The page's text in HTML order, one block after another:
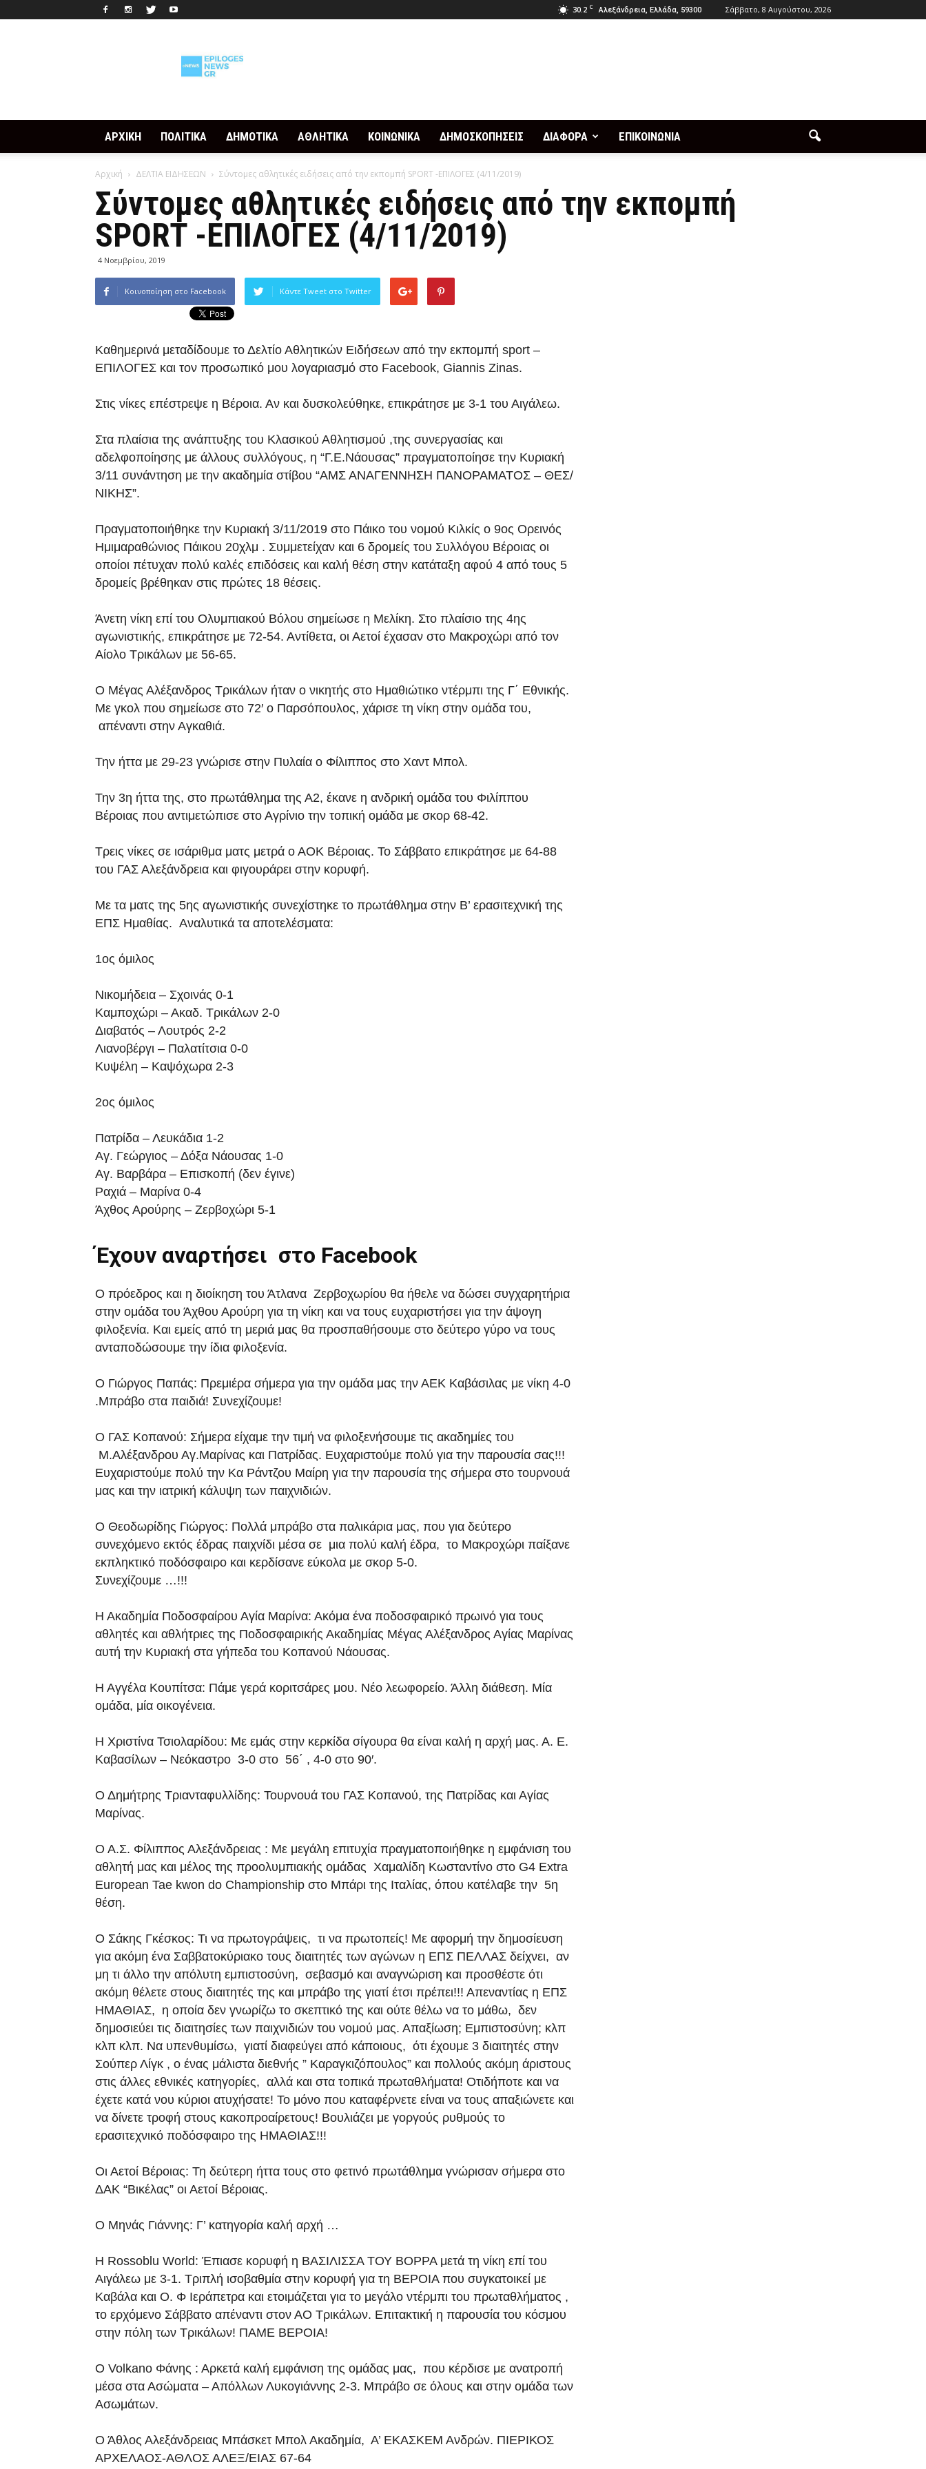
30.2 C Αλεξάνδρεια, Ελλάδα, 59300 Σάββατο, 8 Αυγούστου, 2026
ΑΡΧΙΚΗ ΠΟΛΙΤΙΚΑ ΔΗΜΟΤΙΚΑ ΑΘΛΗΤΙΚΑ ΚΟΙΝΩΝΙΚΑ ΔΗΜΟΣΚΟΠΗΣΕΙΣ ΔΙΑΦΟΡΑ ΕΠΙΚΟΙΝΩΝΙΑ
Αρχική ΔΕΛΤΙΑ ΕΙΔΗΣΕΩΝ Σύντομες αθλητικές ειδήσεις από την εκπομπή SPORT -ΕΠΙΛΟΓΕΣ (4/11/2019)
Σύντομες αθλητικές ειδήσεις από την εκπομπή
SPORT -ΕΠΙΛΟΓΕΣ (4/11/2019)
4 Νοεμβρίου, 2019
Κοινοποίηση στο Facebook Κάντε Tweet στο Twitter
Καθημερινά μεταδίδουμε το Δελτίο Αθλητικών Ειδήσεων από την εκπομπή sport –
ΕΠΙΛΟΓΕΣ και τον προσωπικό μου λογαριασμό στο Facebook, Giannis Zinas.
Στις νίκες επέστρεψε η Βέροια. Αν και δυσκολεύθηκε, επικράτησε με 3-1 του Αιγάλεω.
Στα πλαίσια της ανάπτυξης του Κλασικού Αθλητισμού ,της συνεργασίας και
αδελφοποίησης με άλλους συλλόγους, η “Γ.Ε.Νάουσας” πραγματοποίησε την Κυριακή
3/11 συνάντηση με την ακαδημία στίβου “ΑΜΣ ΑΝΑΓΕΝΝΗΣΗ ΠΑΝΟΡΑΜΑΤΟΣ – ΘΕΣ/
ΝΙΚΗΣ”.
Πραγματοποιήθηκε την Κυριακή 3/11/2019 στο Πάικο του νομού Κιλκίς ο 9ος Ορεινός
Ημιμαραθώνιος Πάικου 20χλμ . Συμμετείχαν και 6 δρομείς του Συλλόγου Βέροιας οι
οποίοι πέτυχαν πολύ καλές επιδόσεις και καλή θέση στην κατάταξη αφού 4 από τους 5
δρομείς βρέθηκαν στις πρώτες 18 θέσεις.
Άνετη νίκη επί του Ολυμπιακού Βόλου σημείωσε η Μελίκη. Στο πλαίσιο της 4ης
αγωνιστικής, επικράτησε με 72-54. Αντίθετα, οι Αετοί έχασαν στο Μακροχώρι από τον
Αίολο Τρικάλων με 56-65.
Ο Μέγας Αλέξανδρος Τρικάλων ήταν ο νικητής στο Ημαθιώτικο ντέρμπι της Γ΄ Εθνικής.
Με γκολ που σημείωσε στο 72′ ο Παρσόπουλος, χάρισε τη νίκη στην ομάδα του,
απέναντι στην Αγκαθιά.
Την ήττα με 29-23 γνώρισε στην Πυλαία ο Φίλιππος στο Χαντ Μπολ.
Την 3η ήττα της, στο πρωτάθλημα της Α2, έκανε η ανδρική ομάδα του Φιλίππου
Βέροιας που αντιμετώπισε στο Αγρίνιο την τοπική ομάδα με σκορ 68-42.
Τρεις νίκες σε ισάριθμα ματς μετρά ο ΑΟΚ Βέροιας. Το Σάββατο επικράτησε με 64-88
του ΓΑΣ Αλεξάνδρεια και φιγουράρει στην κορυφή.
Με τα ματς της 5ης αγωνιστικής συνεχίστηκε το πρωτάθλημα στην Β’ ερασιτεχνική της
ΕΠΣ Ημαθίας. Αναλυτικά τα αποτελέσματα:
1ος όμιλος
Νικομήδεια – Σχοινάς 0-1
Καμποχώρι – Ακαδ. Τρικάλων 2-0
Διαβατός – Λουτρός 2-2
Λιανοβέργι – Παλατίτσια 0-0
Κυψέλη – Καψόχωρα 2-3
2ος όμιλος
Πατρίδα – Λευκάδια 1-2
Αγ. Γεώργιος – Δόξα Νάουσας 1-0
Αγ. Βαρβάρα – Επισκοπή (δεν έγινε)
Ραχιά – Μαρίνα 0-4
Άχθος Αρούρης – Ζερβοχώρι 5-1
Έχουν αναρτήσει στο Facebook
Ο πρόεδρος και η διοίκηση του Άτλανα Ζερβοχωρίου θα ήθελε να δώσει συγχαρητήρια
στην ομάδα του Άχθου Αρούρη για τη νίκη και να τους ευχαριστήσει για την άψογη
φιλοξενία. Και εμείς από τη μεριά μας θα προσπαθήσουμε στο δεύτερο γύρο να τους
ανταποδώσουμε την ίδια φιλοξενία.
Ο Γιώργος Παπάς: Πρεμιέρα σήμερα για την ομάδα μας την ΑΕΚ Καβάσιλας με νίκη 4-0
.Μπράβο στα παιδιά! Συνεχίζουμε!
Ο ΓΑΣ Κοπανού: Σήμερα είχαμε την τιμή να φιλοξενήσουμε τις ακαδημίες του
Μ.Αλέξανδρου Αγ.Μαρίνας και Πατρίδας. Ευχαριστούμε πολύ για την παρουσία σας!!!
Ευχαριστούμε πολύ την Κα Ράντζου Μαίρη για την παρουσία της σήμερα στο τουρνουά
μας και την ιατρική κάλυψη των παιχνιδιών.
Ο Θεοδωρίδης Γιώργος: Πολλά μπράβο στα παλικάρια μας, που για δεύτερο
συνεχόμενο εκτός έδρας παιχνίδι μέσα σε μια πολύ καλή έδρα, το Μακροχώρι παίξανε
εκπληκτικό ποδόσφαιρο και κερδίσανε εύκολα με σκορ 5-0.
Συνεχίζουμε …!!!
Η Ακαδημία Ποδοσφαίρου Αγία Μαρίνα: Ακόμα ένα ποδοσφαιρικό πρωινό για τους
αθλητές και αθλήτριες της Ποδοσφαιρικής Ακαδημίας Μέγας Αλέξανδρος Αγίας Μαρίνας
αυτή την Κυριακή στα γήπεδα του Κοπανού Νάουσας.
Η Αγγέλα Κουπίτσα: Πάμε γερά κοριτσάρες μου. Νέο λεωφορείο. Άλλη διάθεση. Μία
ομάδα, μία οικογένεια.
Η Χριστίνα Τσιολαρίδου: Με εμάς στην κερκίδα σίγουρα θα είναι καλή η αρχή μας. Α. Ε.
Καβασίλων – Νεόκαστρο 3-0 στο 56΄ , 4-0 στο 90′.
Ο Δημήτρης Τριανταφυλλίδης: Τουρνουά του ΓΑΣ Κοπανού, της Πατρίδας και Αγίας
Μαρίνας.
Ο Α.Σ. Φίλιππος Αλεξάνδρειας : Με μεγάλη επιτυχία πραγματοποιήθηκε η εμφάνιση του
αθλητή μας και μέλος της προολυμπιακής ομάδας Χαμαλίδη Κωσταντίνο στο G4 Extra
European Tae kwon do Championship στο Μπάρι της Ιταλίας, όπου κατέλαβε την 5η
θέση.
Ο Σάκης Γκέσκος: Τι να πρωτογράψεις, τι να πρωτοπείς! Με αφορμή την δημοσίευση
για ακόμη ένα Σαββατοκύριακο τους διαιτητές των αγώνων η ΕΠΣ ΠΕΛΛΑΣ δείχνει, αν
μη τι άλλο την απόλυτη εμπιστοσύνη, σεβασμό και αναγνώριση και προσθέστε ότι
ακόμη θέλετε στους διαιτητές της και μπράβο της γιατί έτσι πρέπει!!! Απεναντίας η ΕΠΣ
ΗΜΑΘΙΑΣ, η οποία δεν γνωρίζω το σκεπτικό της και ούτε θέλω να το μάθω, δεν
δημοσιεύει τις διαιτησίες των παιχνιδιών του νομού μας. Απαξίωση; Εμπιστοσύνη; κλπ
κλπ κλπ. Να υπενθυμίσω, γιατί διαφεύγει από κάποιους, ότι έχουμε 3 διαιτητές στην
Σούπερ Λίγκ , ο ένας μάλιστα διεθνής ” Καραγκιζόπουλος” και πολλούς ακόμη άριστους
στις άλλες εθνικές κατηγορίες, αλλά και στα τοπικά πρωταθλήματα! Οτιδήποτε και να
έχετε κατά νου κύριοι ατυχήσατε! Το μόνο που καταφέρνετε είναι να τους απαξιώνετε και
να δίνετε τροφή στους κακοπροαίρετους! Βουλιάζει με γοργούς ρυθμούς το
ερασιτεχνικό ποδόσφαιρο της ΗΜΑΘΙΑΣ!!!
Οι Αετοί Βέροιας: Τη δεύτερη ήττα τους στο φετινό πρωτάθλημα γνώρισαν σήμερα στο
ΔΑΚ “Βικέλας” οι Αετοί Βέροιας.
Ο Μηνάς Γιάννης: Γ’ κατηγορία καλή αρχή …
Η Rossoblu World: Έπιασε κορυφή η ΒΑΣΙΛΙΣΣΑ ΤΟΥ ΒΟΡΡΑ μετά τη νίκη επί του
Αιγάλεω με 3-1. Τριπλή ισοβαθμία στην κορυφή για τη ΒΕΡΟΙΑ που συγκατοικεί με
Καβάλα και Ο. Φ Ιεράπετρα και ετοιμάζεται για το μεγάλο ντέρμπι του πρωταθλήματος ,
το ερχόμενο Σάββατο απέναντι στον ΑΟ Τρικάλων. Επιτακτική η παρουσία του κόσμου
στην πόλη των Τρικάλων! ΠΑΜΕ ΒΕΡΟΙΑ!
Ο Volkano Φάνης : Αρκετά καλή εμφάνιση της ομάδας μας, που κέρδισε με ανατροπή
μέσα στα Ασώματα – Απόλλων Λυκογιάννης 2-3. Μπράβο σε όλους και στην ομάδα των
Ασωμάτων.
Ο Άθλος Αλεξάνδρειας Μπάσκετ Μπολ Ακαδημία, Α’ ΕΚΑΣΚΕΜ Ανδρών. ΠΙΕΡΙΚΟΣ
ΑΡΧΕΛΑΟΣ-ΑΘΛΟΣ ΑΛΕΞ/ΕΙΑΣ 67-64